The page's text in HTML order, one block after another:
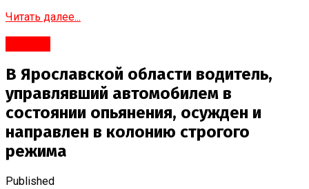
Читать далее...
В Ярославской области водитель,
управлявший автомобилем в
состоянии опьянения, осужден и
направлен в колонию строгого
режима
Published